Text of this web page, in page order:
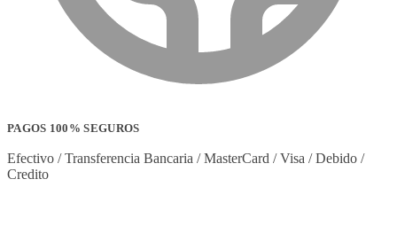
PAGOS 100% SEGUROS
Efectivo / Transferencia Bancaria / MasterCard / Visa / Debido /
Credito